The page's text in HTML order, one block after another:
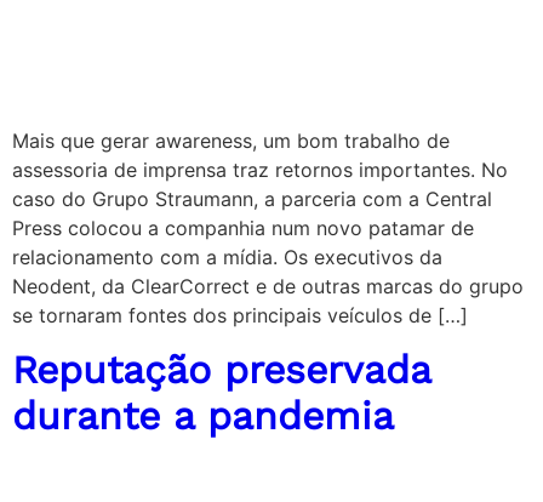
Mais que gerar awareness, um bom trabalho de
assessoria de imprensa traz retornos importantes. No
caso do Grupo Straumann, a parceria com a Central
Press colocou a companhia num novo patamar de
relacionamento com a mídia. Os executivos da
Neodent, da ClearCorrect e de outras marcas do grupo
se tornaram fontes dos principais veículos de […]
Reputação preservada
durante a pandemia